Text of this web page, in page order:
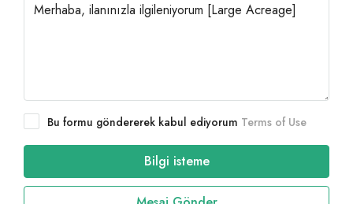
Bu formu göndererek kabul ediyorum Terms of Use
Bilgi isteme